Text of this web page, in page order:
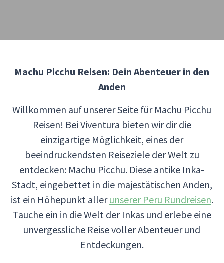
Machu Picchu Reisen: Dein Abenteuer in den
Anden
Willkommen auf unserer Seite für Machu Picchu
Reisen! Bei Viventura bieten wir dir die
einzigartige Möglichkeit, eines der
beeindruckendsten Reiseziele der Welt zu
entdecken: Machu Picchu. Diese antike Inka-
Stadt, eingebettet in die majestätischen Anden,
ist ein Höhepunkt allerunserer Peru Rundreisen.
Tauche ein in die Welt der Inkas und erlebe eine
unvergessliche Reise voller Abenteuer und
Entdeckungen.